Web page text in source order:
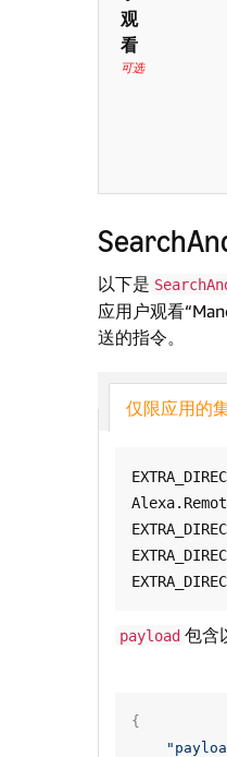
观
看
可选
以下是
应用户观看
送的指令。
仅限应用的
payload 包含
{